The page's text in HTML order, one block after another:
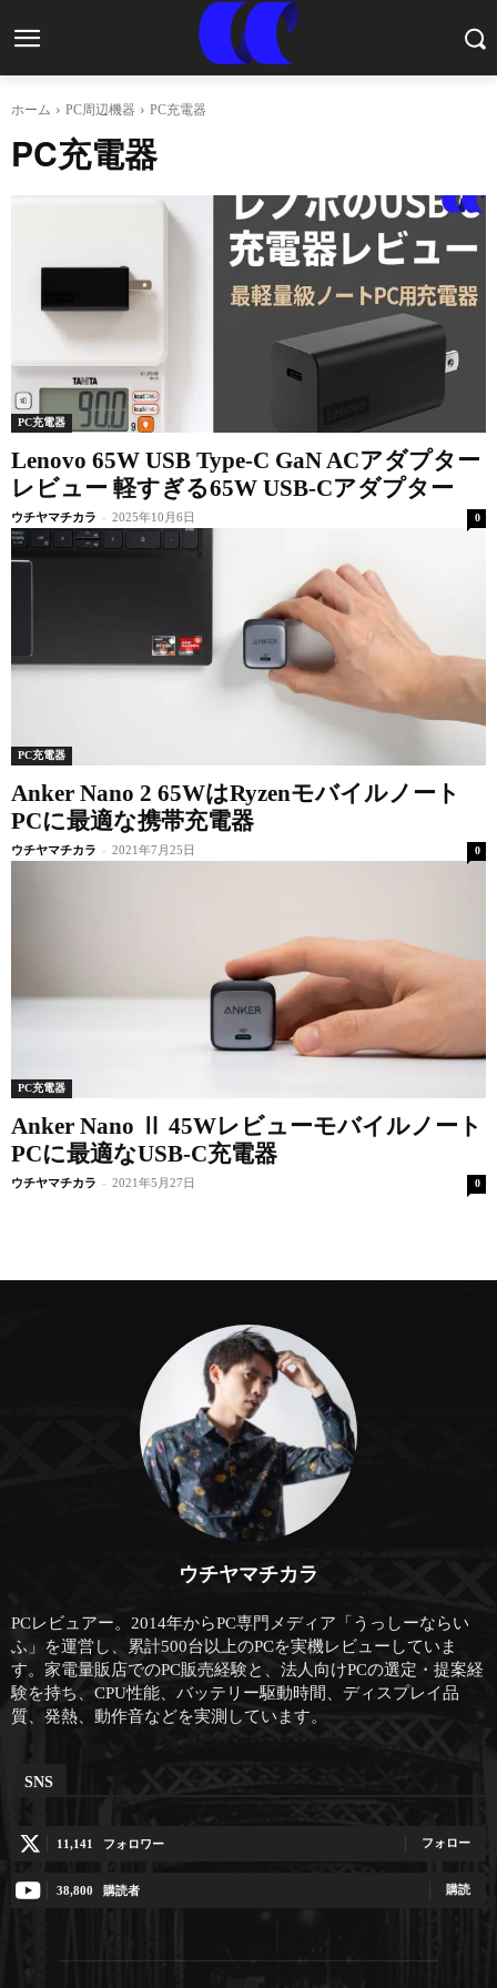
ホーム PC周辺機器 PC充電器
PC充電器
PC充電器
Lenovo 65W USB Type-C GaN ACアダプター
レビュー 軽すぎる65W USB-Cアダプター
ウチヤマチカラ - 2025年10月6日 0
PC充電器
Anker Nano 2 65WはRyzenモバイルノート
PCに最適な携帯充電器
ウチヤマチカラ - 2021年7月25日 0
PC充電器
Anker Nano Ⅱ 45Wレビューモバイルノート
PCに最適なUSB-C充電器
ウチヤマチカラ - 2021年5月27日 0
ウチヤマチカラ
PCレビュアー。2014年からPC専門メディア「うっしーならい
ふ」を運営し、累計500台以上のPCを実機レビューしていま
す。家電量販店でのPC販売経験と、法人向けPCの選定・提案経
験を持ち、CPU性能、バッテリー駆動時間、ディスプレイ品
質、発熱、動作音などを実測しています。
SNS
11,141 フォロワー フォロー
38,800 購読者 購読